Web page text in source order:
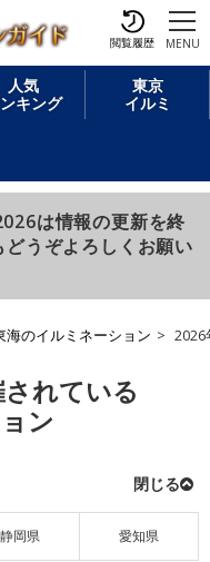
閲覧履歴 MENU
人気
キング
東京
イルミ
は情報の更新を終
うぞよろしくお願い
海のイルミネーション 2026
れている
ン
静岡県 愛知県